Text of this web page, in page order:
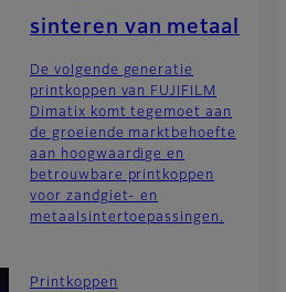
sinteren van metaal
De volgende generatie
printkoppen van FUJIFILM
Dimatix komt tegemoet aan
de groeiende marktbehoefte
aan hoogwaardige en
betrouwbare printkoppen
voor zandgiet- en
metaalsintertoepassingen.
Printkoppen